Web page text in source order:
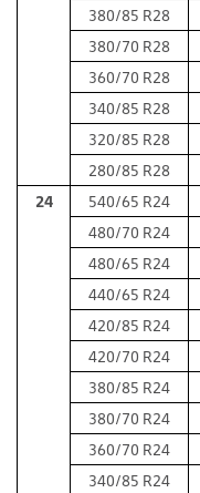
380/85 R28
380/70 R28
360/70 R28
340/85 R28
320/85 R28
280/85 R28
24
540/65 R24
480/70 R24
480/65 R24
440/65 R24
420/85 R24
420/70 R24
380/85 R24
380/70 R24
360/70 R24
340/85 R24